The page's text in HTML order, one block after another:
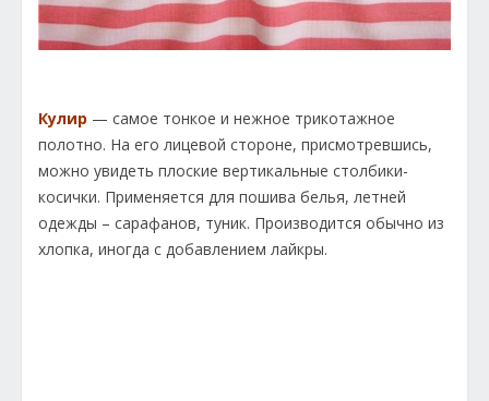
Кулир — самое тонкое и нежное трикотажное
полотно. На его лицевой стороне, присмотревшись,
можно увидеть плоские вертикальные столбики-
косички. Применяется для пошива белья, летней
одежды – сарафанов, туник. Производится обычно из
хлопка, иногда с добавлением лайкры.